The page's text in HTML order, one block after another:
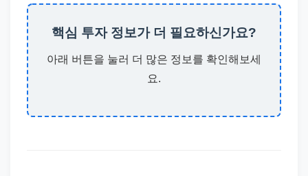
핵심 투자 정보가 더 필요하신가요?
아래 버튼을 눌러 더 많은 정보를 확인해보세
요.